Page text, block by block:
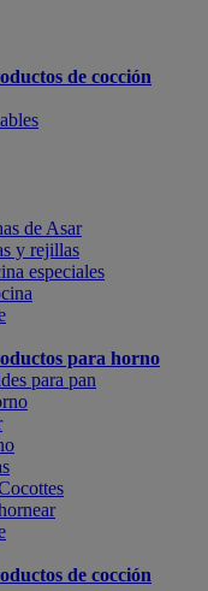
de cocción
de Asar
y rejillas
especiales
para horno
para pan
de cocción